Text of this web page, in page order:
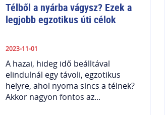
Télből a nyárba vágysz? Ezek a
legjobb egzotikus úti célok
2023-11-01
A hazai, hideg idő beálltával
elindulnál egy távoli, egzotikus
helyre, ahol nyoma sincs a télnek?
Akkor nagyon fontos az...